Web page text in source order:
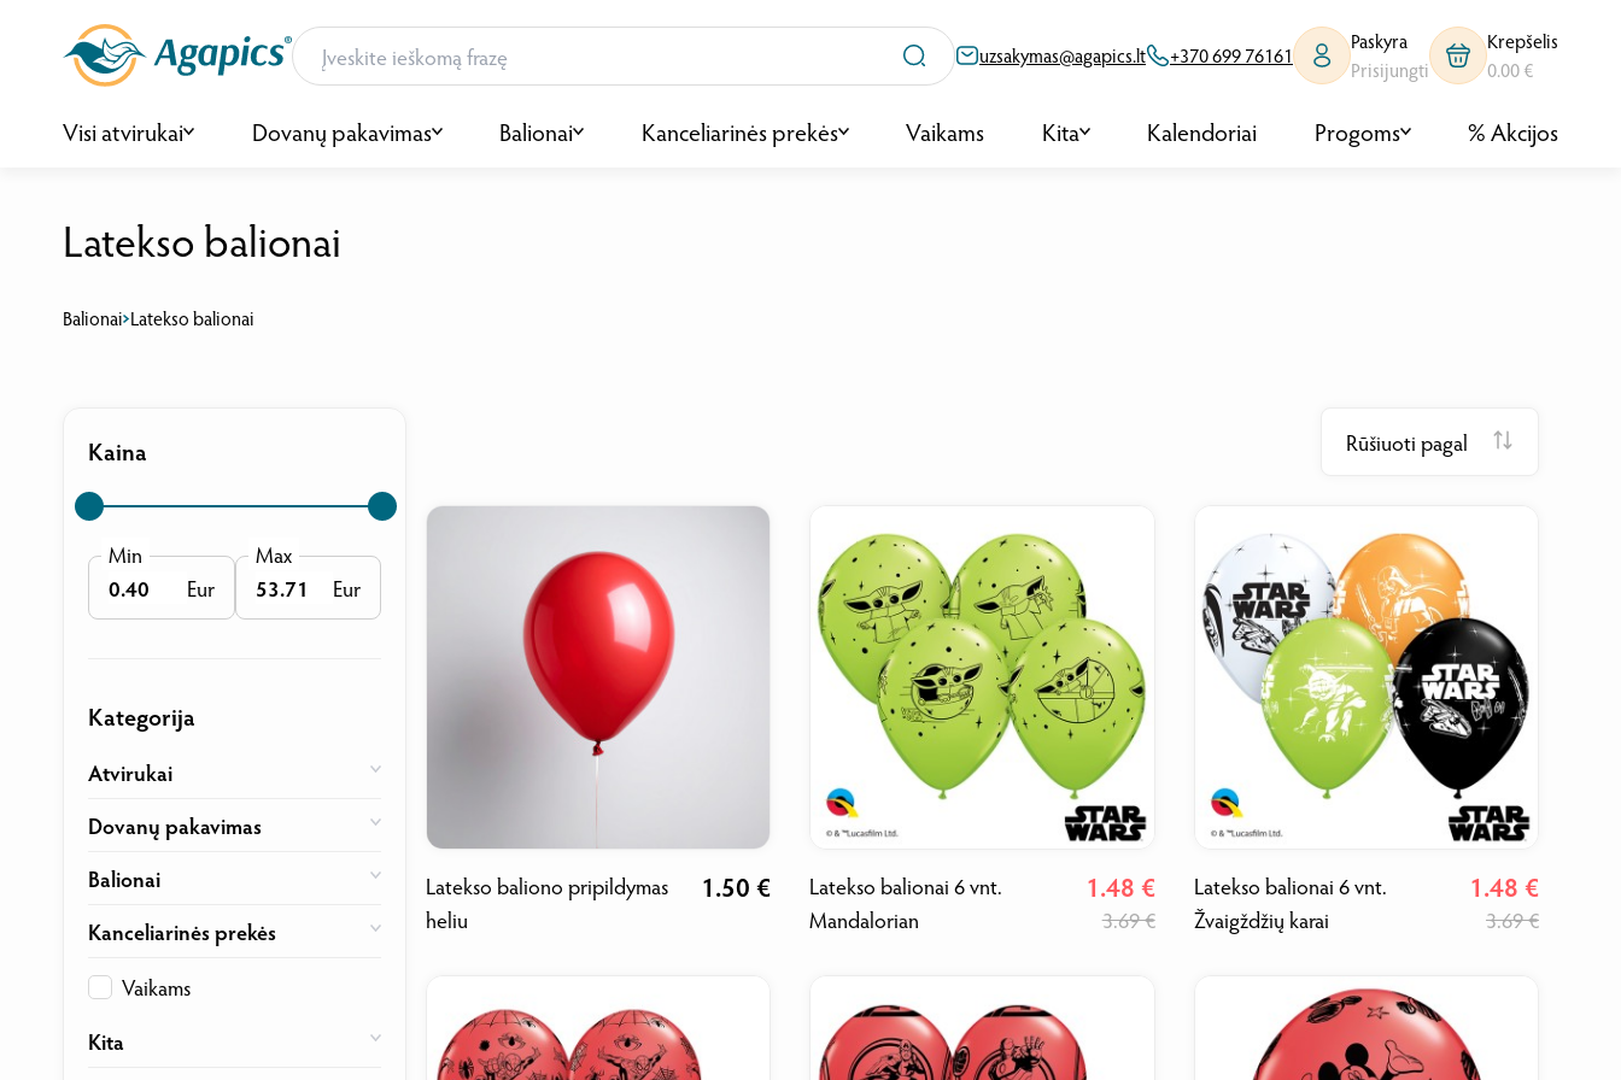
uzsakymas@agapics.lt +370 699 76161
Paskyra
Prisijungti
Krepšelis
0.00 €
Visi atvirukai Dovanų pakavimas Balionai Kanceliarinės prekės Vaikams Kita Kalendoriai Progoms % Akcijos
Latekso balionai
Balionai Latekso balionai
Kaina
Min
Eur
Max
Eur
Kategorija
Atvirukai
Dovanų pakavimas
Balionai
Kanceliarinės prekės
Vaikams
Kita
Latekso baliono pripildymas
heliu
1.50 €
Latekso balionai 6 vnt.
Mandalorian
1.48 €
3.69 €
Latekso balionai 6 vnt.
Žvaigždžių karai
1.48 €
3.69 €